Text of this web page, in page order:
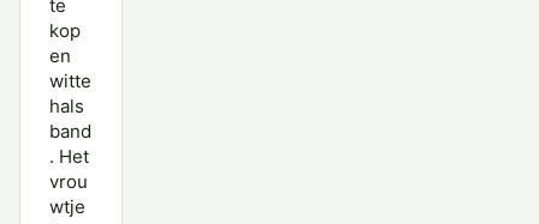
te
kop
en
witte
hals
band
. Het
vrou
wtje